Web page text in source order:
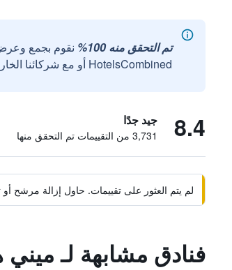
تم التحقق منه 100%
نقوم بجمع
HotelsCombined أو مع شركائنا الخارجيين الموثوقين.
8.4 جيد جدًا
3,731 من التقييمات تم التحقق منها
لم يتم العثور على تقييمات. حاول إزالة مرشح
فنادق مشابهة لـ